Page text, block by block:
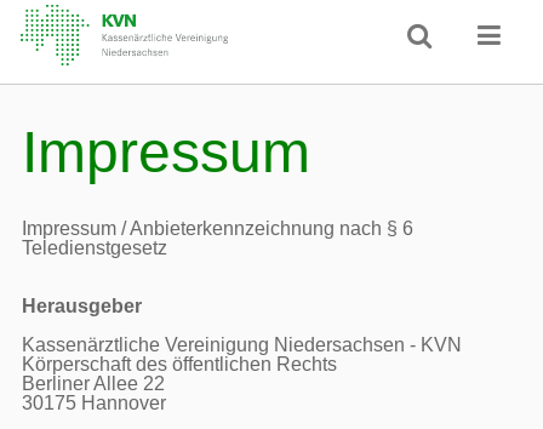
Impressum
Impressum / Anbieterkennzeichnung nach § 6
Teledienstgesetz
Herausgeber
Kassenärztliche Vereinigung Niedersachsen - KVN
Körperschaft des öffentlichen Rechts
Berliner Allee 22
30175 Hannover